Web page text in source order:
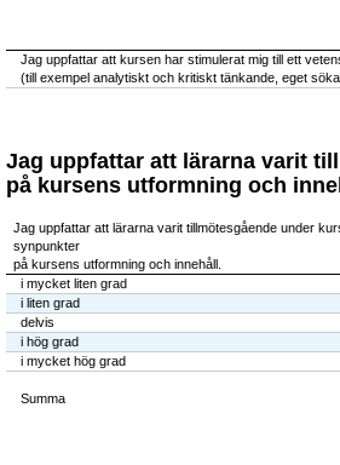
Jag uppfattar att kursen har stimulerat mig till ett
(till exempel analytiskt och kritiskt tänkande, eget
Jag uppfattar att lärarna varit
på kursens utformning och
Jag uppfattar att lärarna varit tillmötesgående under
synpunkter
på kursens utformning och innehåll.
i mycket liten grad
i liten grad
delvis
i hög grad
i mycket hög grad
Summa